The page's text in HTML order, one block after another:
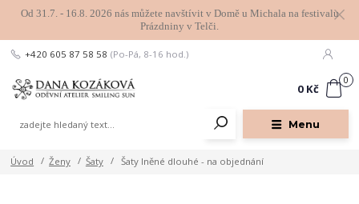
Od 31.7. - 16.8. 2026 nás můžete navštívit v Domě u Michala na festivalu
Prázdniny v Telči.
Menu
+420 605 87 58 58 (Po-Pá, 8-16 hod.)
0
0 Kč
Úvod Ženy Šaty Šaty lněné dlouhé - na objednání